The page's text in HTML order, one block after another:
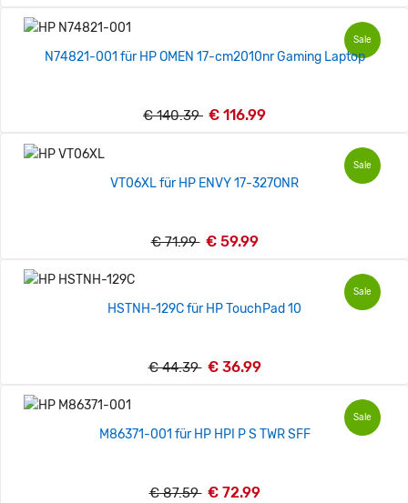
Sale
N74821-001 für HP OMEN 17-cm2010nr Gaming Laptop
€ 140.39 € 116.99
Sale
VT06XL für HP ENVY 17-327ONR
€ 71.99 € 59.99
Sale
HSTNH-129C für HP TouchPad 10
€ 44.39 € 36.99
Sale
M86371-001 für HP HPI P S TWR SFF
€ 87.59 € 72.99